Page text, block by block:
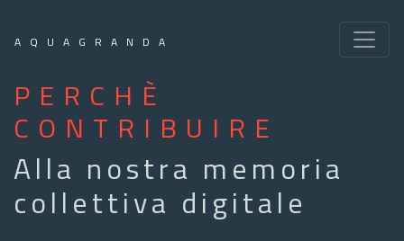
AQUAGRANDA
PERCHÈ
CONTRIBUIRE
Alla nostra memoria
collettiva digitale